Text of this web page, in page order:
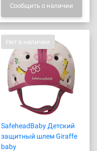
Сообщить о наличии
Нет в наличии
SafeheadBaby Детский
защитный шлем Giraffe
baby